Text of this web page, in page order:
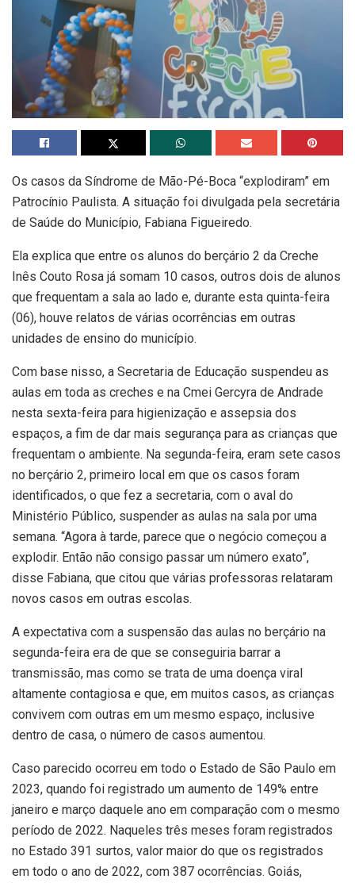
Os casos da Síndrome de Mão-Pé-Boca “explodiram” em
Patrocínio Paulista. A situação foi divulgada pela secretária
de Saúde do Município, Fabiana Figueiredo.
Ela explica que entre os alunos do berçário 2 da Creche
Inês Couto Rosa já somam 10 casos, outros dois de alunos
que frequentam a sala ao lado e, durante esta quinta-feira
(06), houve relatos de várias ocorrências em outras
unidades de ensino do município.
Com base nisso, a Secretaria de Educação suspendeu as
aulas em toda as creches e na Cmei Gercyra de Andrade
nesta sexta-feira para higienização e assepsia dos
espaços, a fim de dar mais segurança para as crianças que
frequentam o ambiente. Na segunda-feira, eram sete casos
no berçário 2, primeiro local em que os casos foram
identificados, o que fez a secretaria, com o aval do
Ministério Público, suspender as aulas na sala por uma
semana. “Agora à tarde, parece que o negócio começou a
explodir. Então não consigo passar um número exato”,
disse Fabiana, que citou que várias professoras relataram
novos casos em outras escolas.
A expectativa com a suspensão das aulas no berçário na
segunda-feira era de que se conseguiria barrar a
transmissão, mas como se trata de uma doença viral
altamente contagiosa e que, em muitos casos, as crianças
convivem com outras em um mesmo espaço, inclusive
dentro de casa, o número de casos aumentou.
Caso parecido ocorreu em todo o Estado de São Paulo em
2023, quando foi registrado um aumento de 149% entre
janeiro e março daquele ano em comparação com o mesmo
período de 2022. Naqueles três meses foram registrados
no Estado 391 surtos, valor maior do que os registrados
em todo o ano de 2022, com 387 ocorrências. Goiás,